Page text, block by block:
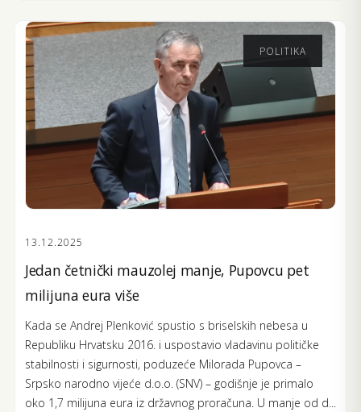
POLITIKA
13.12.2025
Jedan četnički mauzolej manje, Pupovcu pet
milijuna eura više
Kada se Andrej Plenković spustio s briselskih nebesa u
Republiku Hrvatsku 2016. i uspostavio vladavinu političke
stabilnosti i sigurnosti, poduzeće Milorada Pupovca –
Srpsko narodno vijeće d.o.o. (SNV) – godišnje je primalo
oko 1,7 milijuna eura iz državnog proračuna. U manje od d...